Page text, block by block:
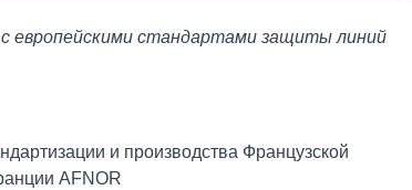
стандартами защиты линий
и производства Французской
AFNOR